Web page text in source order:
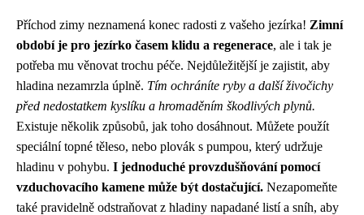
Příchod zimy neznamená konec radosti z vašeho jezírka! Zimní
období je pro jezírko časem klidu a regenerace, ale i tak je
potřeba mu věnovat trochu péče. Nejdůležitější je zajistit, aby
hladina nezamrzla úplně. Tím ochráníte ryby a další živočichy
před nedostatkem kyslíku a hromaděním škodlivých plynů.
Existuje několik způsobů, jak toho dosáhnout. Můžete použít
speciální topné těleso, nebo plovák s pumpou, který udržuje
hladinu v pohybu. I jednoduché provzdušňování pomocí
vzduchovacího kamene může být dostačující. Nezapomeňte
také pravidelně odstraňovat z hladiny napadané listí a sníh, aby